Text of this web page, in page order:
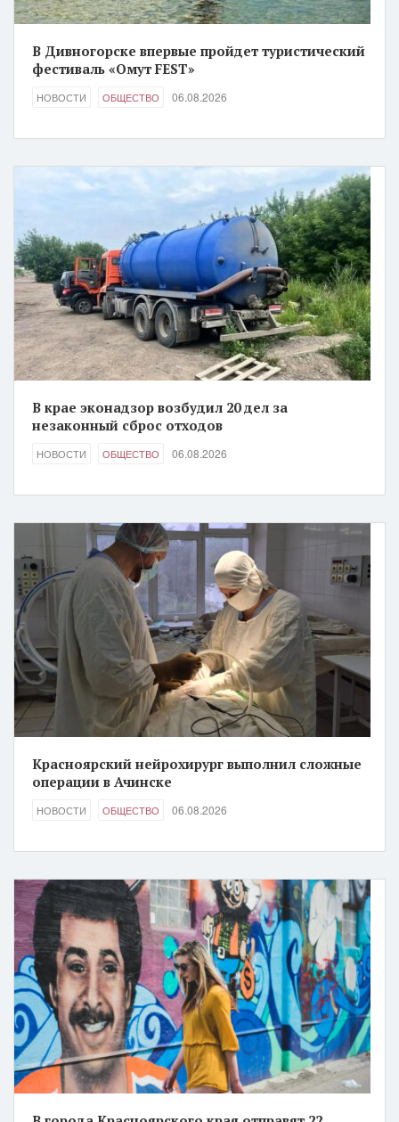
В Дивногорске впервые пройдет туристический
фестиваль «Омут FEST»
НОВОСТИ ОБЩЕСТВО 06.08.2026
В крае эконадзор возбудил 20 дел за
незаконный сброс отходов
НОВОСТИ ОБЩЕСТВО 06.08.2026
Красноярский нейрохирург выполнил сложные
операции в Ачинске
НОВОСТИ ОБЩЕСТВО 06.08.2026